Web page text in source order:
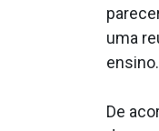
uma
De